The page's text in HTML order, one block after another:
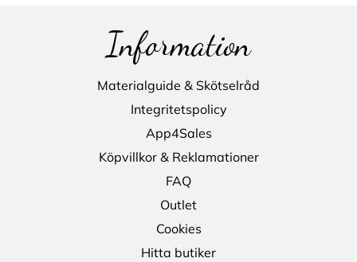
Information
Materialguide & Skötselråd
Integritetspolicy
App4Sales
Köpvillkor & Reklamationer
FAQ
Outlet
Cookies
Hitta butiker